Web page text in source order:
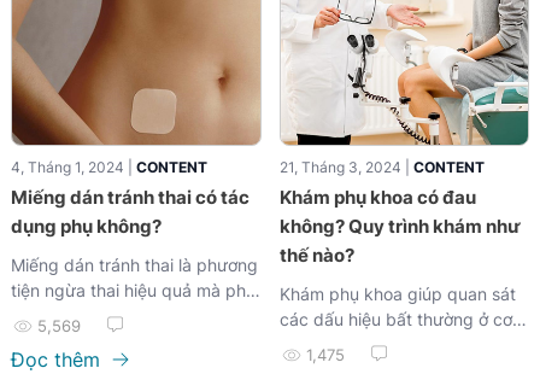
4, Tháng 1, 2024 | CONTENT
Miếng dán tránh thai có tác
dụng phụ không?
Miếng dán tránh thai là phương
tiện ngừa thai hiệu quả mà phụ
nữ có thể sử dụng...
5,569
Đọc thêm
21, Tháng 3, 2024 | CONTENT
Khám phụ khoa có đau
không? Quy trình khám như
thế nào?
Khám phụ khoa giúp quan sát
các dấu hiệu bất thường ở cơ
quan sinh dục...
1,475